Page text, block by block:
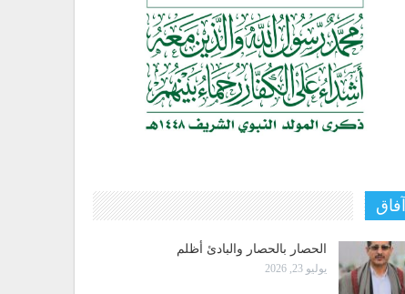
آفاق
الحصار بالحصار والبادئ أظلم
يوليو 23, 2026